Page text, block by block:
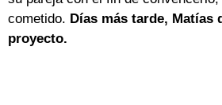
cometido. Días más tarde, Matías
proyecto.